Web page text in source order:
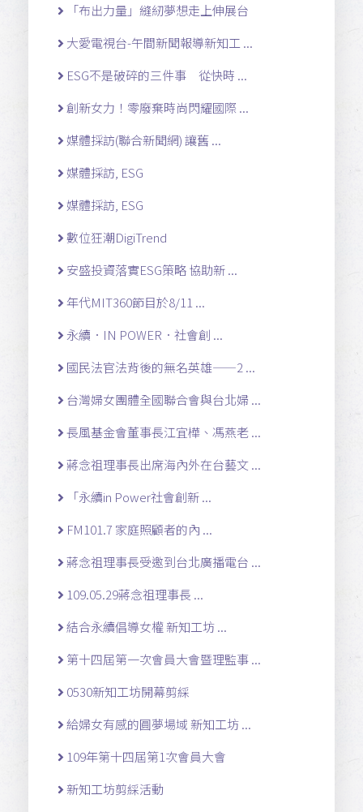
「布出力量」縫紉夢想走上伸展台
大愛電視台-午間新聞報導新知工 ...
ESG不是破碎的三件事 從快時 ...
創新女力！零廢棄時尚閃耀國際 ...
媒體採訪(聯合新聞網) 讓舊 ...
媒體採訪, ESG
媒體採訪, ESG
數位狂潮DigiTrend
安盛投資落實ESG策略 協助新 ...
年代MIT360節目於8/11 ...
永續．IN POWER．社會創 ...
國民法官法背後的無名英雄——2 ...
台灣婦女團體全國聯合會與台北婦 ...
長風基金會董事長江宜樺、馮燕老 ...
蔣念祖理事長出席海內外在台藝文 ...
「永續in Power社會創新 ...
FM101.7 家庭照顧者的內 ...
蔣念祖理事長受邀到台北廣播電台 ...
109.05.29蔣念祖理事長 ...
結合永續倡導女權 新知工坊 ...
第十四屆第一次會員大會暨理監事 ...
0530新知工坊開幕剪綵
給婦女有感的圓夢場域 新知工坊 ...
109年第十四屆第1次會員大會
新知工坊剪綵活動